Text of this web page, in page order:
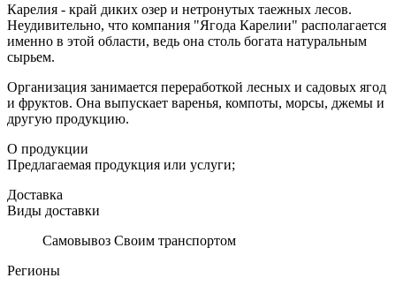
Карелия - край диких озер и нетронутых таежных лесов.
Неудивительно, что компания "Ягода Карелии" располагается
именно в этой области, ведь она столь богата натуральным
сырьем.
Организация занимается переработкой лесных и садовых ягод
и фруктов. Она выпускает варенья, компоты, морсы, джемы и
другую продукцию.
О продукции
Предлагаемая продукция или услуги;
Доставка
Виды доставки
Самовывоз Своим транспортом
Регионы